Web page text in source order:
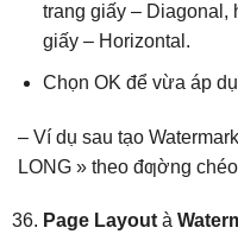
trang giấy – Diagonal,
giấy – Horizontal.
Chọn OK để vừa áp
– Ví dụ sau tạo
LONG » theo đƣờng
Page Layoutà